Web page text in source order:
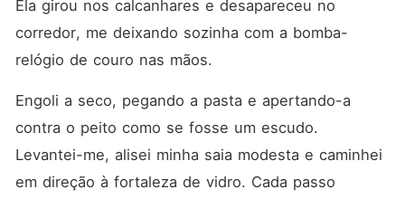
Ela girou nos calcanhares e desapareceu no
corredor, me deixando sozinha com a bomba-
relógio de couro nas mãos.
Engoli a seco, pegando a pasta e apertando-a
contra o peito como se fosse um escudo.
Levantei-me, alisei minha saia modesta e caminhei
em direção à fortaleza de vidro. Cada passo